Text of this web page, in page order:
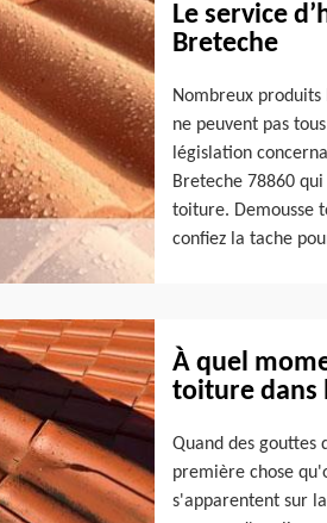
Le service
Breteche
Nombreux produits
ne peuvent pas
législation
Breteche 78860
toiture. Demousse
confiez la tache
À quel
toiture dans
Quand des gouttes
première chose
s'apparentent sur